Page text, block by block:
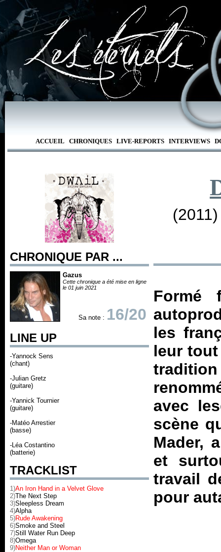
ACCUEIL CHRONIQUES LIVE-REPORTS INTERVIEWS
CHRONIQUE PAR ...
Gazus
Cette chronique a été mise en ligne
le 01 juin 2021
Sa note : 16/20
LINE UP
-Yannock Sens
(chant)
-Julian Gretz
(guitare)
-Yannick Tournier
(guitare)
-Matéo Arrestier
(basse)
-Léa Costantino
(batterie)
TRACKLIST
1)An Iron Hand in a Velvet Glove
2)The Next Step
3)Sleepless Dream
4)Alpha
5)Rude Awakening
6)Smoke and Steel
7)Still Water Run Deep
8)Omega
9)Neither Man or Woman
Formé
les
leur tout
avec
scène
Mader,
et
travail
pour